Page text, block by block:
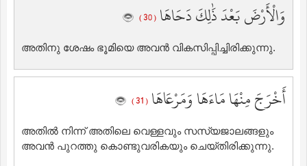
وَالْأَرْضَ بَعْدَ ذَٰلِكَ دَحَاهَا ( 30 )
അതിനു ശേഷം ഭൂമിയെ അവന്‍ വികസിപ്പിച്ചിരിക്കുന്നു.
أَخْرَجَ مِنْهَا مَاءَهَا وَمَرْعَاهَا ( 31 )
അതില്‍ നിന്ന് അതിലെ വെള്ളവും സസ്യജാലങ്ങളും
അവന്‍ പുറത്തു കൊണ്ടുവരികയും ചെയ്തിരിക്കുന്നു.